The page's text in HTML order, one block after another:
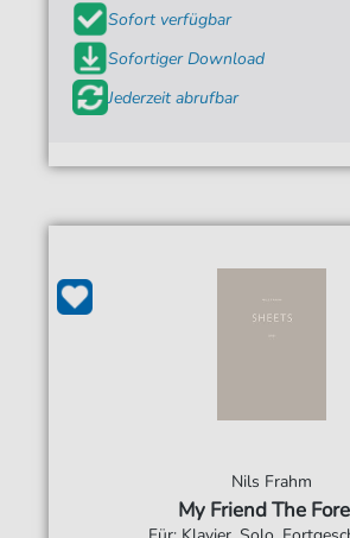
Sofort verfügbar
Sofortiger Download
Jederzeit abrufbar
Nils Frahm
My Friend The